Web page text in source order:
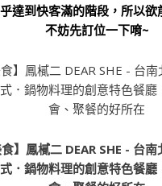
達到快客滿的階段，所以欲
不妨先訂位一下唷~